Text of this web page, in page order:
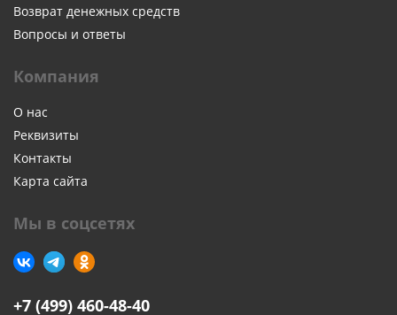
Возврат денежных средств
Вопросы и ответы
Компания
О нас
Реквизиты
Контакты
Карта сайта
Мы в соцсетях
+7 (499) 460-48-40